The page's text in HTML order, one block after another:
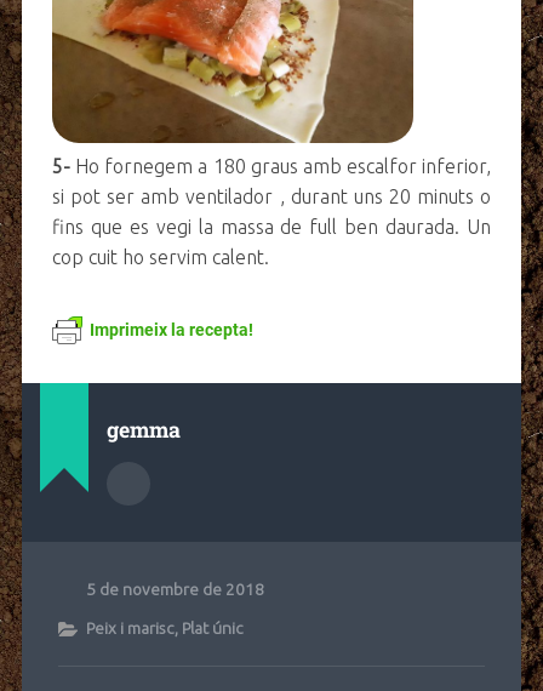
5-Ho fornegem a 180 graus amb escalfor inferior,
si pot ser amb ventilador , durant uns 20 minuts o
fins que es vegi la massa de full ben daurada. Un
cop cuit ho servim calent.
Imprimeix la recepta!
gemma
5 de novembre de 2018
Peix i marisc, Plat únic